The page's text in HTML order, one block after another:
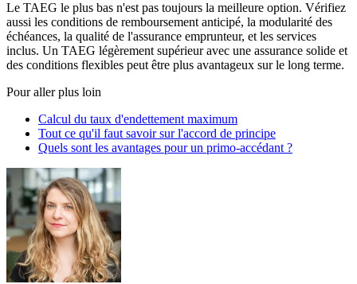
Le TAEG le plus bas n'est pas toujours la meilleure option. Vérifiez
aussi les conditions de remboursement anticipé, la modularité des
échéances, la qualité de l'assurance emprunteur, et les services
inclus. Un TAEG légèrement supérieur avec une assurance solide et
des conditions flexibles peut être plus avantageux sur le long terme.
Pour aller plus loin
Calcul du taux d'endettement maximum
Tout ce qu'il faut savoir sur l'accord de principe
Quels sont les avantages pour un primo-accédant ?